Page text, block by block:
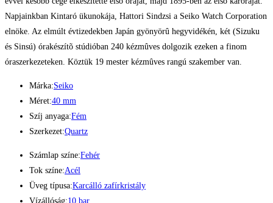
Napjainkban Kintaró ükunokája, Hattori Sindzsi a Seiko Watch Corporation
elnöke. Az elmúlt évtizedekben Japán gyönyörû hegyvidékén, két (Sizuku
és Sinsú) órakészítõ stúdióban 240 kézmûves dolgozik ezeken a finom
óraszerkezeteken. Köztük 19 mester kézmûves rangú szakember van.
Márka:Seiko
Méret:40 mm
Szíj anyaga:Fém
Szerkezet:Quartz
Számlap színe:Fehér
Tok színe:Acél
Üveg típusa:Karcálló zafírkristály
Vízállóság:10 bar